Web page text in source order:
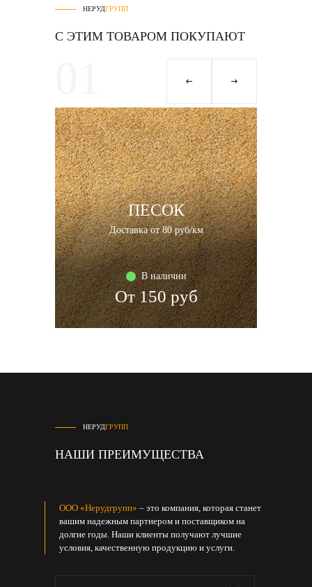
НЕРУДГРУПП
С ЭТИМ ТОВАРОМ ПОКУПАЮТ
ПЕСОК
Доставка от 80 руб/км
В наличии
От 150 руб
НЕРУДГРУПП
НАШИ ПРЕИМУЩЕСТВА
ООО «Нерудгрупп» – это компания, которая станет
вашим надежным партнером и поставщиком на
долгие годы. Наши клиенты получают лучшие
условия, качественную продукцию и услуги.